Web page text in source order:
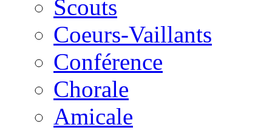
Scouts
Coeurs-Vaillants
Conférence
Chorale
Amicale